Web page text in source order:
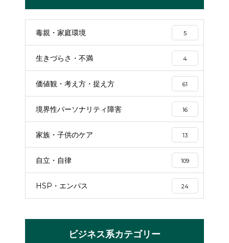
毒親・家庭環境 5
生きづらさ・不満 4
価値観・考え方・捉え方 61
境界性パーソナリティ障害 16
家族・子供のケア 13
自立・自律 109
HSP・エンパス 24
ビジネス系カテゴリー